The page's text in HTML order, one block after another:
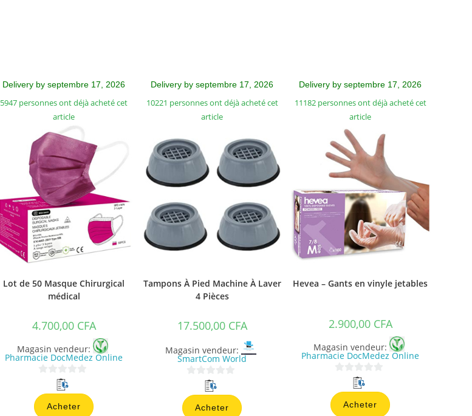
Delivery by septembre 17, 2026
5947 personnes ont déjà acheté cet
article
Lot de 50 Masque Chirurgical
médical
4.700,00 CFA
Magasin vendeur:
Pharmacie DocMedez Online
s
Acheter
Delivery by septembre 17, 2026
10221 personnes ont déjà acheté cet
article
Tampons À Pied Machine À Laver
4 Pièces
17.500,00 CFA
Magasin vendeur:
SmartCom World
s
Acheter
Delivery by septembre 17, 2026
11182 personnes ont déjà acheté cet
article
Hevea – Gants en vinyle jetables
2.900,00 CFA
Magasin vendeur:
Pharmacie DocMedez Online
s
Acheter